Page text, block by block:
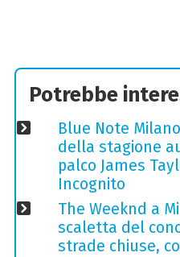
Potrebbe
Blue Note
della stagione
palco James
Incognito
The Weeknd a
scaletta del
strade chiuse,